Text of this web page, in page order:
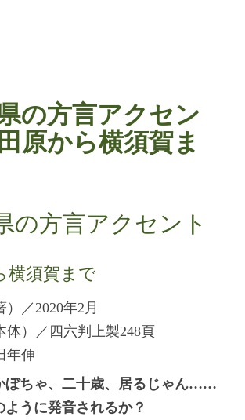
の方言アクセン
原から横須賀ま
の方言アクセント
横須賀まで
／2020年2月
体）／四六判上製248頁
年伸
ぼちゃ、二十歳、居るじゃん……
ように発音されるか？